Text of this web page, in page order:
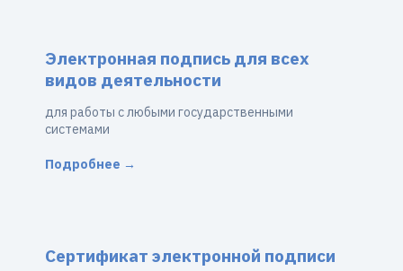
Электронная подпись для всех
видов деятельности
для работы с любыми государственными
системами
Подробнее →
Сертификат электронной подписи